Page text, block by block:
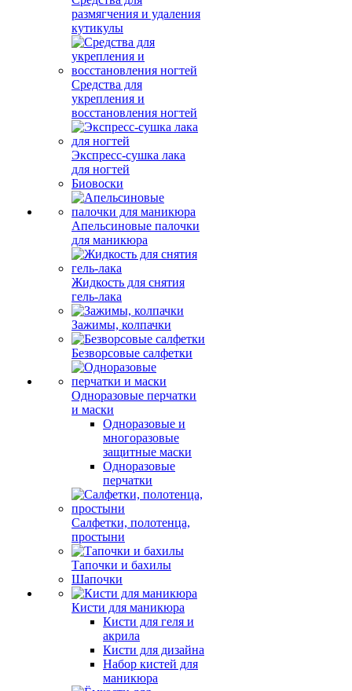
размягчения и удаления
кутикулы
Средства для
укрепления и
восстановления ногтей
Экспресс-сушка лака
для ногтей
Биовоски
Апельсиновые палочки
для маникюра
Жидкость для снятия
гель-лака
Зажимы, колпачки
Безворсовые салфетки
Одноразовые перчатки
и маски
Одноразовые и
многоразовые
защитные маски
Одноразовые
перчатки
Салфетки, полотенца,
простыни
Тапочки и бахилы
Шапочки
Кисти для маникюра
Кисти для геля и
акрила
Кисти для дизайна
Набор кистей для
маникюра